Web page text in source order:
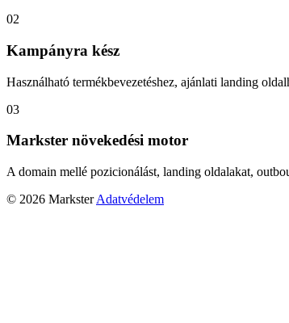
02
Kampányra kész
Használható termékbevezetéshez, ajánlati landing
03
Markster növekedési motor
A domain mellé pozicionálást, landing oldalakat,
© 2026 Markster Adatvédelem